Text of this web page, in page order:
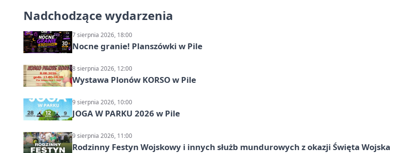
Nadchodzące wydarzenia
7 sierpnia 2026, 18:00
Nocne granie! Planszówki w Pile
8 sierpnia 2026, 12:00
Wystawa Plonów KORSO w Pile
9 sierpnia 2026, 10:00
JOGA W PARKU 2026 w Pile
9 sierpnia 2026, 11:00
Rodzinny Festyn Wojskowy i innych służb mundurowych z okazji Święta Wojska